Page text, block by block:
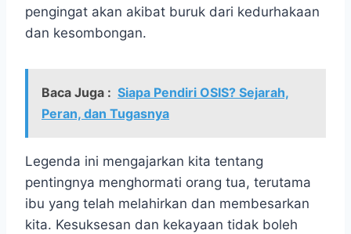
pengingat akan akibat buruk dari kedurhakaan
dan kesombongan.
Baca Juga : Siapa Pendiri OSIS? Sejarah,
Peran, dan Tugasnya
Legenda ini mengajarkan kita tentang
pentingnya menghormati orang tua, terutama
ibu yang telah melahirkan dan membesarkan
kita. Kesuksesan dan kekayaan tidak boleh